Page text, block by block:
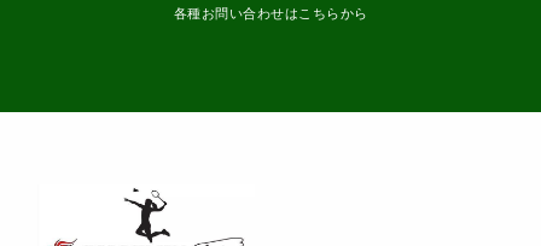
各種お問い合わせはこちらから